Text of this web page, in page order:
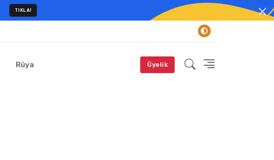
TIKLA!
Rüya Üyelik